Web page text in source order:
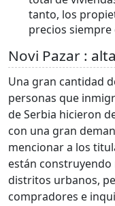
tanto, los
precios
Novi Pazar :
Una gran cantidad
personas que
de Serbia hicieron
con una gran
mencionar a los
están
distritos urbanos,
compradores e